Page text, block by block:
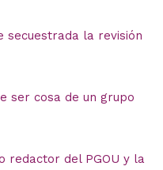
secuestrada la revisión
ser cosa de un grupo
redactor del PGOU y la